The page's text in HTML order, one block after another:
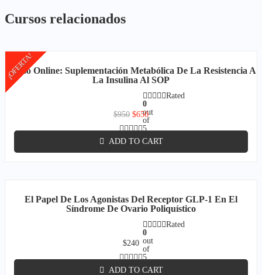
Cursos relacionados
Curso Online: Suplementación Metabólica De La Resistencia A
La Insulina Al SOP
Rated
0
out
of
5
¡OFERTA!
$950 $650
ADD TO CART
El Papel De Los Agonistas Del Receptor GLP-1 En El
Síndrome De Ovario Poliquístico
Rated
0
out
of
5
$240
ADD TO CART